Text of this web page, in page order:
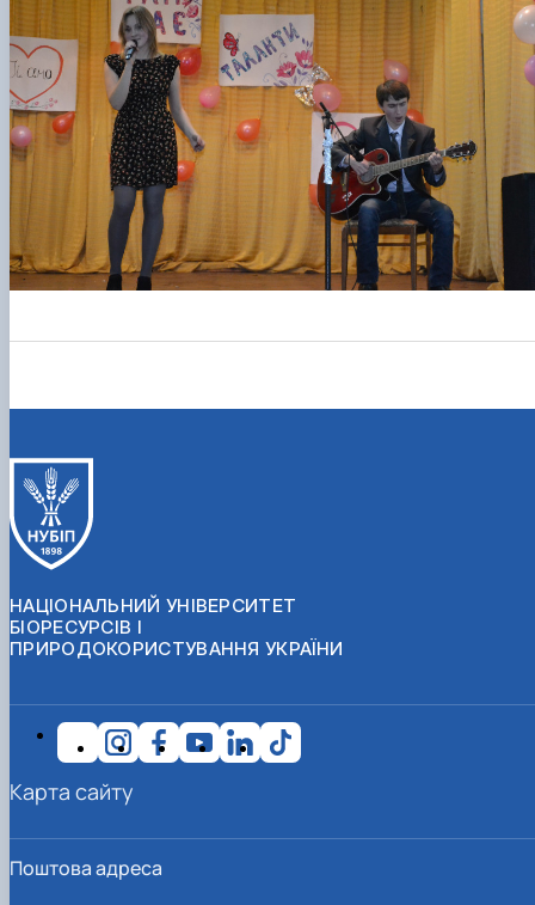
НАЦІОНАЛЬНИЙ УНІВЕРСИТЕТ
БІОРЕСУРСІВ І
ПРИРОДОКОРИСТУВАННЯ УКРАЇНИ
Поштова адреса
Карта сайту